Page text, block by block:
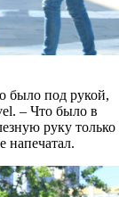
было под рукой,
– Что было в
руку только
напечатал.